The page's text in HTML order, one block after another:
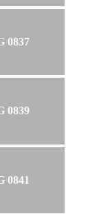
0837
0839
0841